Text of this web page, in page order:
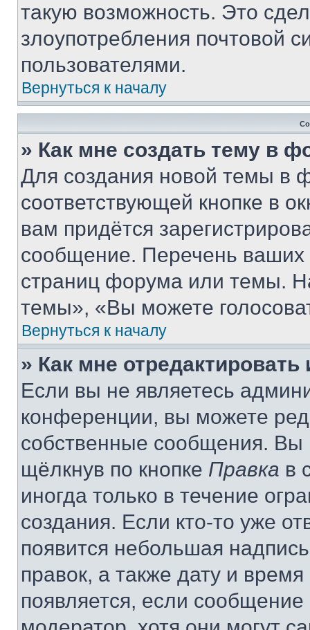
такую возможность. Это
злоупотребления почтовой
пользователями.
Вернуться к началу
» Как мне создать тему в
Для создания новой темы в
соответствующей кнопке в
вам придётся
сообщение. Перечень ваших
страниц форума или темы.
темы», «Вы можете
Вернуться к началу
» Как мне
Если вы не являетесь
конференции, вы можете
собственные сообщения. Вы
щёлкнув по кнопке Правка в
иногда только в течение
создания. Если кто-то уже
появится небольшая
правок, а также дату и
появляется, если